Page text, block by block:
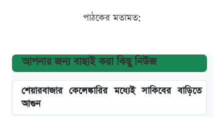
পাঠকের মতামত:
আপনার জন্য বাছাই করা কিছু নিউজ
শেয়ারবাজার কেলেঙ্কারির মধ্যেই সাকিবের বাড়িতে
আগুন